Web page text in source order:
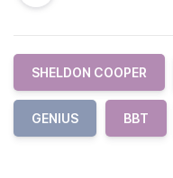
SHELDON COOPER
GENIUS BBT